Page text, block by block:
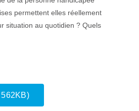
permettent elles réellement
situation au quotidien ? Quels